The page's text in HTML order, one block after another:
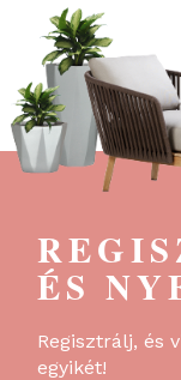
ÉS
Regisztrálj, és
egyikét!